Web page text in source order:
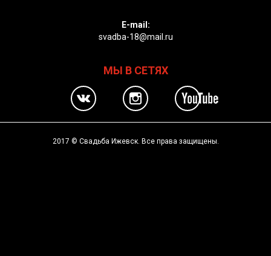
E-mail:
svadba-18@mail.ru
МЫ В СЕТЯХ
2017 © Свадьба Ижевск. Все права защищены.